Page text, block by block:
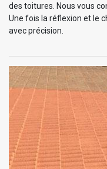
des toitures. Nous vous
Une fois la réflexion et le
avec précision.